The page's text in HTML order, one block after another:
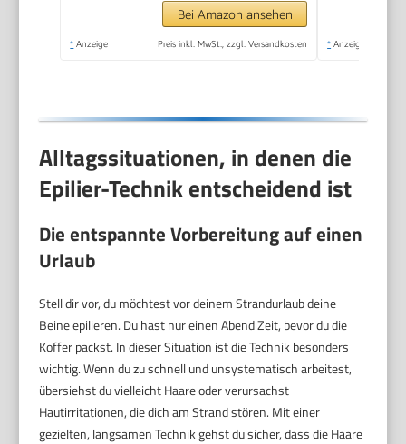
Bei Amazon ansehen
* Anzeige Preis inkl. MwSt., zzgl. Versandkosten * Anzeige
Alltagssituationen, in denen die
Epilier-Technik entscheidend ist
Die entspannte Vorbereitung auf einen
Urlaub
Stell dir vor, du möchtest vor deinem Strandurlaub deine
Beine epilieren. Du hast nur einen Abend Zeit, bevor du die
Koffer packst. In dieser Situation ist die Technik besonders
wichtig. Wenn du zu schnell und unsystematisch arbeitest,
übersiehst du vielleicht Haare oder verursachst
Hautirritationen, die dich am Strand stören. Mit einer
gezielten, langsamen Technik gehst du sicher, dass die Haare